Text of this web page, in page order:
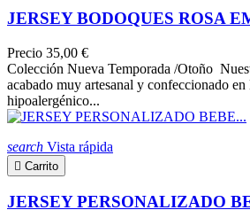
JERSEY BODOQUES ROSA
Precio 35,00 €
Colección Nueva Temporada /Otoño
acabado muy artesanal y confeccionado
hipoalergénico...
search Vista rápida
 Carrito
JERSEY PERSONALIZADO